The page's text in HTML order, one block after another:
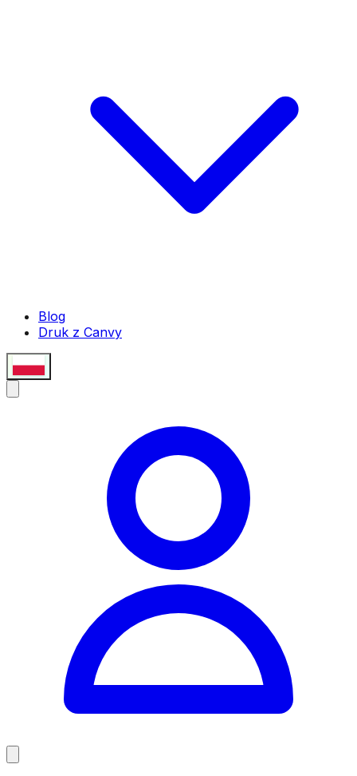
Blog
Druk z Canvy